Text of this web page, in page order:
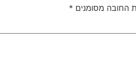
החובה מסומנים *